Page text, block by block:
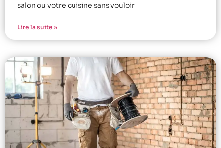
salon ou votre cuisine sans vouloir
Lire la suite »